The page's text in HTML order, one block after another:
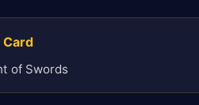
Card
of Swords